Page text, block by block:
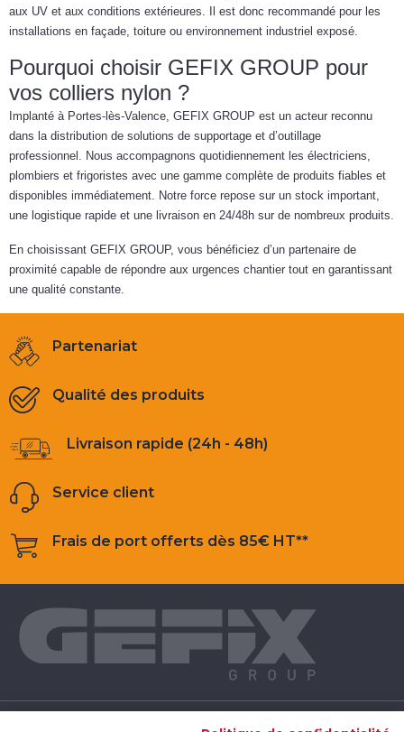
aux UV et aux conditions extérieures. Il est donc recommandé pour les
installations en façade, toiture ou environnement industriel exposé.
Pourquoi choisir GEFIX GROUP pour
vos colliers nylon ?
Implanté à Portes-lès-Valence, GEFIX GROUP est un acteur reconnu
dans la distribution de solutions de supportage et d’outillage
professionnel. Nous accompagnons quotidiennement les électriciens,
plombiers et frigoristes avec une gamme complète de produits fiables et
disponibles immédiatement. Notre force repose sur un stock important,
une logistique rapide et une livraison en 24/48h sur de nombreux produits.
En choisissant GEFIX GROUP, vous bénéficiez d’un partenaire de
proximité capable de répondre aux urgences chantier tout en garantissant
une qualité constante.
Partenariat
Qualité des produits
Livraison rapide (24h - 48h)
Service client
Frais de port offerts dès 85€ HT**